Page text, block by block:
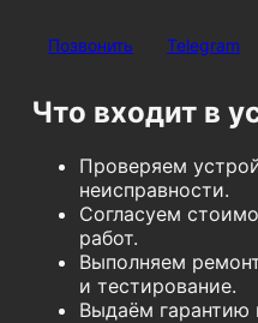
Позвонить Telegram
Что входит в
Проверяем
неисправности.
Согласуем
работ.
Выполняем
и тестирование.
Выдаём гарантию